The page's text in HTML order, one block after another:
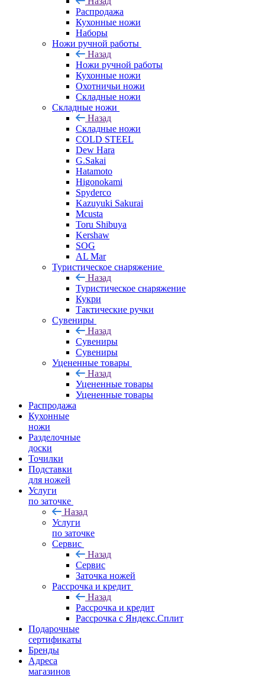
Распродажа
Кухонные ножи
Наборы
Ножи ручной работы
Назад
Ножи ручной работы
Кухонные ножи
Охотничьи ножи
Складные ножи
Складные ножи
Назад
Складные ножи
COLD STEEL
Dew Hara
G.Sakai
Hatamoto
Higonokami
Spyderco
Kazuyuki Sakurai
Mcusta
Toru Shibuya
Kershaw
SOG
AL Mar
Туристическое снаряжение
Назад
Туристическое снаряжение
Кукри
Тактические ручки
Сувениры
Назад
Сувениры
Сувениры
Уцененные товары
Назад
Уцененные товары
Уцененные товары
Распродажа
Кухонные
ножи
Разделочные
доски
Точилки
Подставки
для ножей
Услуги
по заточке
Назад
Услуги
по заточке
Сервис
Назад
Сервис
Заточка ножей
Рассрочка и кредит
Назад
Рассрочка и кредит
Рассрочка с Яндекс.Сплит
Подарочные
сертификаты
Бренды
Адреса
магазинов